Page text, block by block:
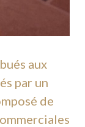
aux
par un
de